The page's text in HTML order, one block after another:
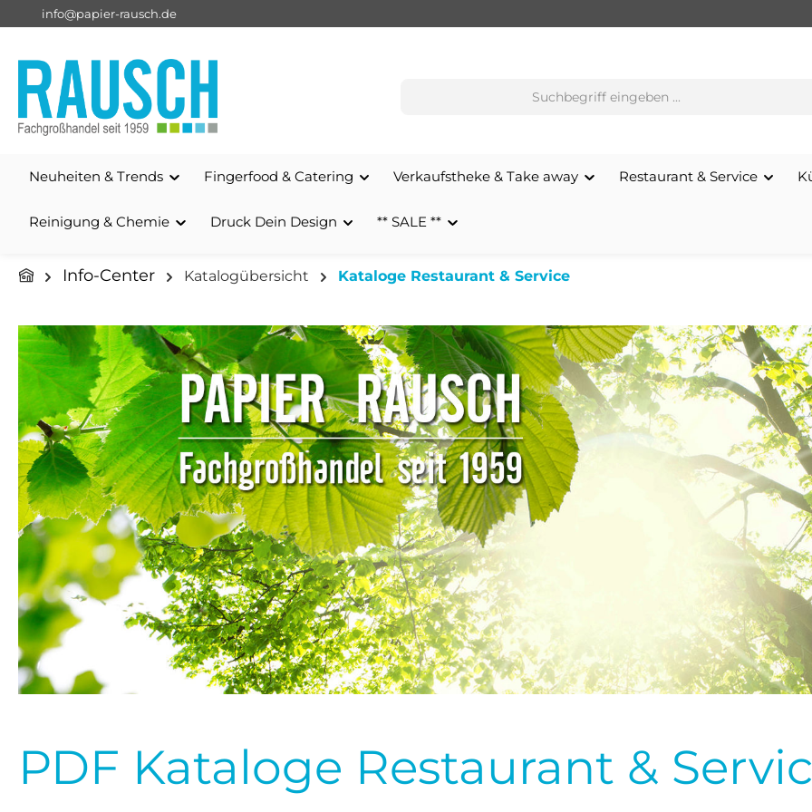
Zur Hauptnavigation springen
info@papier-rausch.de
Neuheiten & Trends Fingerfood & Catering Verkaufstheke & Take away Restaurant & Service
Reinigung & Chemie Druck Dein Design ** SALE **
Info-Center Katalogübersicht Kataloge Restaurant & Service
Bildergalerie überspringen
PDF Kataloge Restaurant &